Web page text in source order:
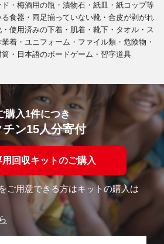
・梅酒用の瓶・漬物石・紙皿・紙コップ等
食器・両足揃っていない靴・合皮が剥がれ
使用済みの下着・肌着・靴下・タオル・ス
着・ユニフォーム・ファイル類・危険物・
・日本語のボードゲーム・習字道具
購入1件につき
チン15人分寄付
用回収キットのご購入
ご用意できる方はキットの購入は